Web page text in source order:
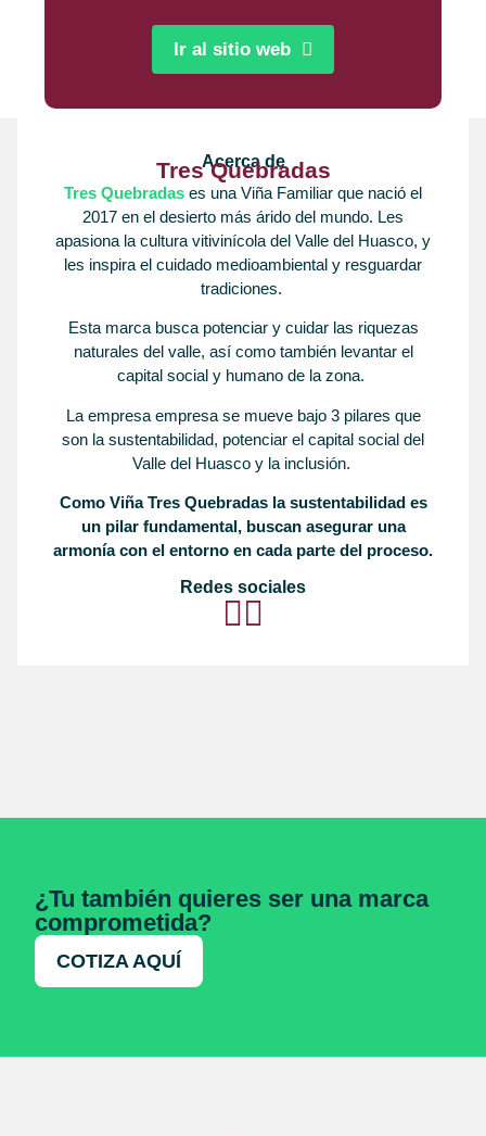
Ir al sitio web
Acerca de
Tres Quebradas
Tres Quebradas es una Viña Familiar que nació el
2017 en el desierto más árido del mundo. Les
apasiona la cultura vitivinícola del Valle del Huasco, y
les inspira el cuidado medioambiental y resguardar
tradiciones.
Esta marca busca potenciar y cuidar las riquezas
naturales del valle, así como también levantar el
capital social y humano de la zona.
La empresa empresa se mueve bajo 3 pilares que
son la sustentabilidad, potenciar el capital social del
Valle del Huasco y la inclusión.
Como Viña Tres Quebradas la sustentabilidad es
un pilar fundamental, buscan asegurar una
armonía con el entorno en cada parte del proceso.
Redes sociales
¿Tu también quieres ser una marca
comprometida?
COTIZA AQUÍ